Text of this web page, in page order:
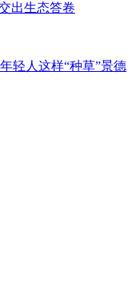
出生态答卷
轻人这样“种草”景德